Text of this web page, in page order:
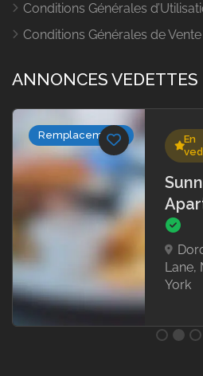
Conditions Générales
Conditions Générales de Vente
ANNONCES VEDETTES
Remplacements
En
Lane,
York